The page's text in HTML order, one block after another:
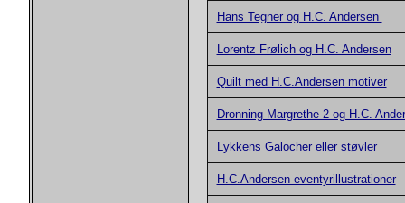
Hans Tegner og H.C. Andersen
Lorentz Frølich og H.C. Andersen
Quilt med H.C.Andersen motiver
Dronning Margrethe 2 og H.C.
Lykkens Galocher eller støvler
H.C.Andersen eventyrillustrationer